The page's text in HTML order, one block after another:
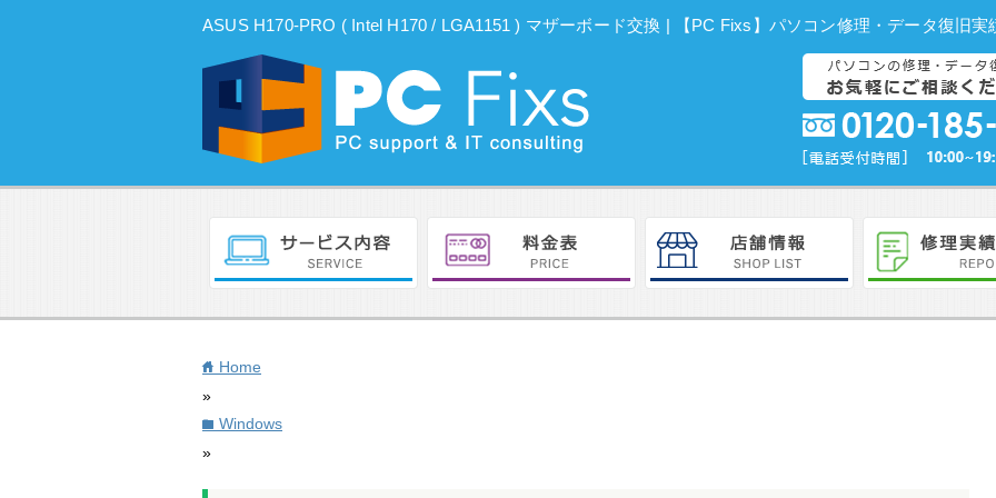
ASUS H170-PRO ( Intel H170 / LGA1151 ) マザーボード交換 | 【PC Fixs】パソコン修理・データ復旧実
home Home
»
folder Windows
»